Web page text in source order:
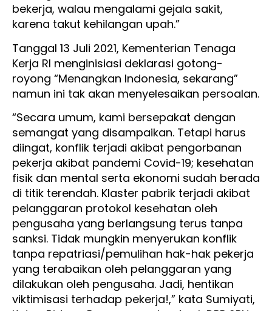
bekerja, walau mengalami gejala sakit,
karena takut kehilangan upah.”
Tanggal 13 Juli 2021, Kementerian Tenaga
Kerja RI menginisiasi deklarasi gotong-
royong “Menangkan Indonesia, sekarang”
namun ini tak akan menyelesaikan persoalan.
“Secara umum, kami bersepakat dengan
semangat yang disampaikan. Tetapi harus
diingat, konflik terjadi akibat pengorbanan
pekerja akibat pandemi Covid-19; kesehatan
fisik dan mental serta ekonomi sudah berada
di titik terendah. Klaster pabrik terjadi akibat
pelanggaran protokol kesehatan oleh
pengusaha yang berlangsung terus tanpa
sanksi. Tidak mungkin menyerukan konflik
tanpa repatriasi/pemulihan hak-hak pekerja
yang terabaikan oleh pelanggaran yang
dilakukan oleh pengusaha. Jadi, hentikan
viktimisasi terhadap pekerja!,” kata Sumiyati,